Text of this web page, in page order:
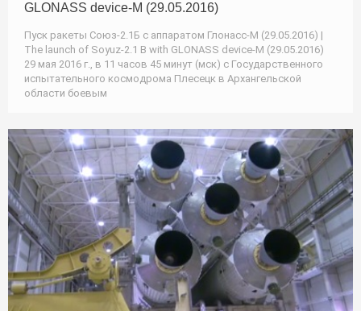
GLONASS device-M (29.05.2016)
Пуск ракеты Союз-2.1Б с аппаратом Глонасс-М (29.05.2016) |
The launch of Soyuz-2.1 B with GLONASS device-M (29.05.2016)
29 мая 2016 г., в 11 часов 45 минут (мск) с Государственного
испытательного космодрома Плесецк в Архангельской
области боевым